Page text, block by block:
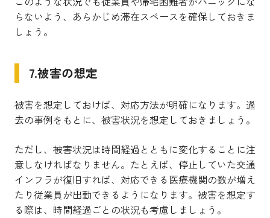
らないよう、あらかじめ滞在スペースを確保しておきま
しょう。
7.被害の想定
被害を想定しておけば、対応方法が明確になります。過
去の事例をもとに、被害状況を想定しておきましょう。
ただし、被害状況は時間経過とともに変化することに注
意しなければなりません。たとえば、停止していた交通
インフラが復旧すれば、対応できる医療機関の数が増え
たり従業員が出勤できるようになります。被害を想定す
る際は、時間経過ごとの状況も考慮しましょう。